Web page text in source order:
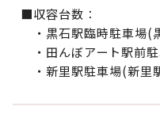
■収容台数：
・黒石駅臨時駐車場(
・田んぼアート駅前
・新里駅駐車場(新里